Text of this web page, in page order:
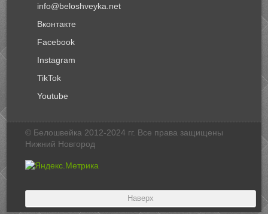
info@beloshveyka.net
Вконтакте
Facebook
Instagram
TikTok
Youtube
© Белошвейка 2012-2024 гг. Все права защищены
Нижний Новгород
Наверх